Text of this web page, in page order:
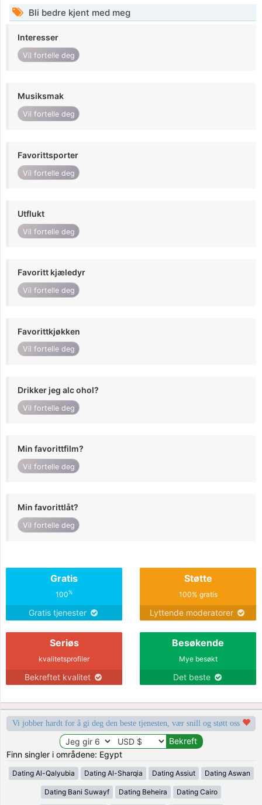
Bli bedre kjent med meg
Interesser
Vil fortelle deg
Musiksmak
Vil fortelle deg
Favorittsporter
Vil fortelle deg
Utflukt
Vil fortelle deg
Favoritt kjæledyr
Vil fortelle deg
Favorittkjøkken
Vil fortelle deg
Drikker jeg alc ohol?
Vil fortelle deg
Min favorittfilm?
Vil fortelle deg
Min favorittlåt?
Vil fortelle deg
Gratis
100%
Gratis tjenester
Støtte
100% gratis
Lyttende moderatorer
Seriøs
kvalitetsprofiler
Bekreftet kvalitet
Besøkende
Mye besøkt
Det beste
Vi jobber hardt for å gi deg den beste tjenesten, vær snill og støtt oss
Finn singler i områdene: Egypt
Dating Al-Qalyubia Dating Al-Sharqia Dating Assiut Dating Aswan
Dating Bani Suwayf Dating Beheira Dating Cairo